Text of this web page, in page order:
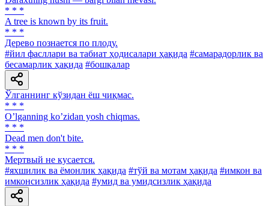
* * *
A tree is known by its fruit.
* * *
Дерево познается по плоду.
#йил фасллари ва табиат ҳодисалари ҳақида #самарадорлик ва
бесамарлик ҳақида #бошқалар
Ўлганнинг кўзидан ёш чиқмас.
* * *
Oʼlganning koʼzidan yosh chiqmas.
* * *
Dead men don't bite.
* * *
Мертвый не кусается.
#яхшилик ва ёмонлик ҳақида #тўй ва мотам ҳақида #имкон ва
имконсизлик ҳақида #умид ва умидсизлик ҳақида